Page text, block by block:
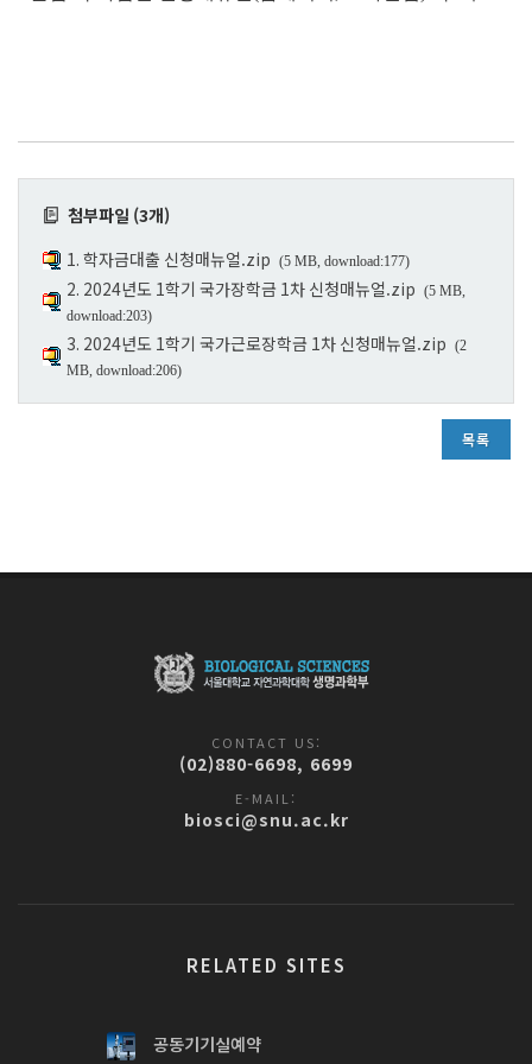
첨부파일 (3개)
1. 학자금대출 신청매뉴얼.zip (5 MB, download:177)
2. 2024년도 1학기 국가장학금 1차 신청매뉴얼.zip (5 MB,
download:203)
3. 2024년도 1학기 국가근로장학금 1차 신청매뉴얼.zip (2
MB, download:206)
목록
CONTACT US:
(02)880-6698, 6699
E-MAIL:
biosci@snu.ac.kr
RELATED SITES
공동기기실예약